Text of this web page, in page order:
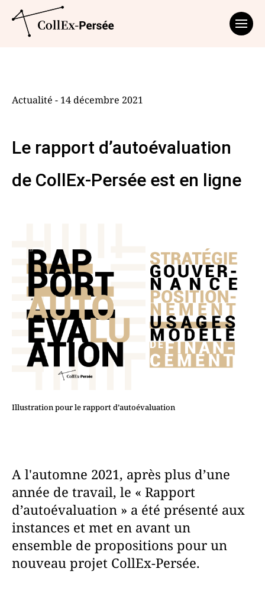
Illustration pour le rapport d’autoévaluation
Actualité - 14 décembre 2021
Le rapport d’autoévaluation
de CollEx-Persée est en ligne
A l'automne 2021, après plus d’une
année de travail, le « Rapport
d’autoévaluation » a été présenté aux
instances et met en avant un
ensemble de propositions pour un
nouveau projet CollEx-Persée.